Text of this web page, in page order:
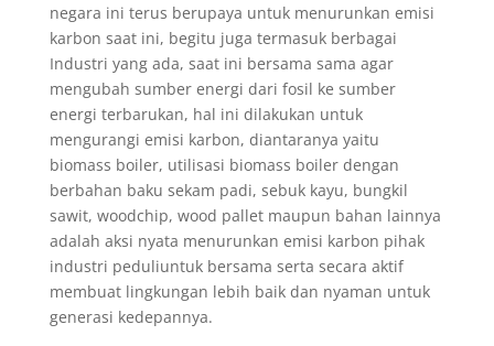
negara ini terus berupaya untuk menurunkan emisi
karbon saat ini, begitu juga termasuk berbagai
Industri yang ada, saat ini bersama sama agar
mengubah sumber energi dari fosil ke sumber
energi terbarukan, hal ini dilakukan untuk
mengurangi emisi karbon, diantaranya yaitu
biomass boiler, utilisasi biomass boiler dengan
berbahan baku sekam padi, sebuk kayu, bungkil
sawit, woodchip, wood pallet maupun bahan lainnya
adalah aksi nyata menurunkan emisi karbon pihak
industri peduliuntuk bersama serta secara aktif
membuat lingkungan lebih baik dan nyaman untuk
generasi kedepannya.